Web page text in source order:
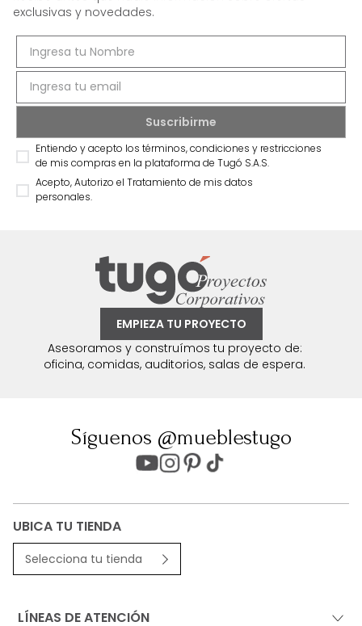
exclusivas y novedades.
Entiendo y acepto los términos, condiciones y restricciones
de mis compras en la plataforma de Tugó S.A.S.
Acepto, Autorizo el Tratamiento de mis datos
personales.
EMPIEZA TU PROYECTO
Asesoramos y construímos tu proyecto de:
oficina, comidas, auditorios, salas de espera.
Síguenos @mueblestugo
UBICA TU TIENDA
Selecciona tu tienda
LÍNEAS DE ATENCIÓN